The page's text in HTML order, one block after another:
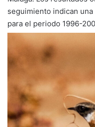
seguimiento indican
para el periodo 1996-